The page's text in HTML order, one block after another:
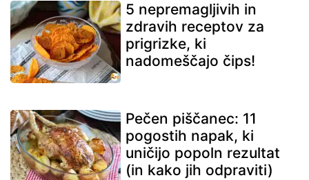
5 nepremagljivih in
zdravih receptov za
prigrizke, ki
nadomeščajo čips!
Pečen piščanec: 11
pogostih napak, ki
uničijo popoln rezultat
(in kako jih odpraviti)